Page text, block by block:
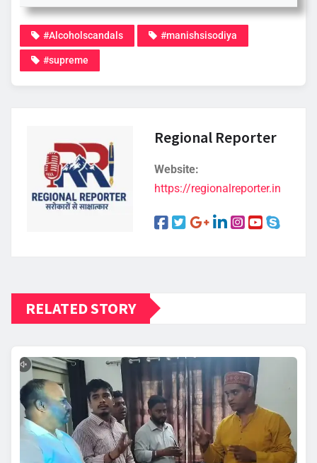
#Alcoholscandals #manishsisodiya
#supreme
Regional Reporter
Website:
https://regionalreporter.in
RELATED STORY